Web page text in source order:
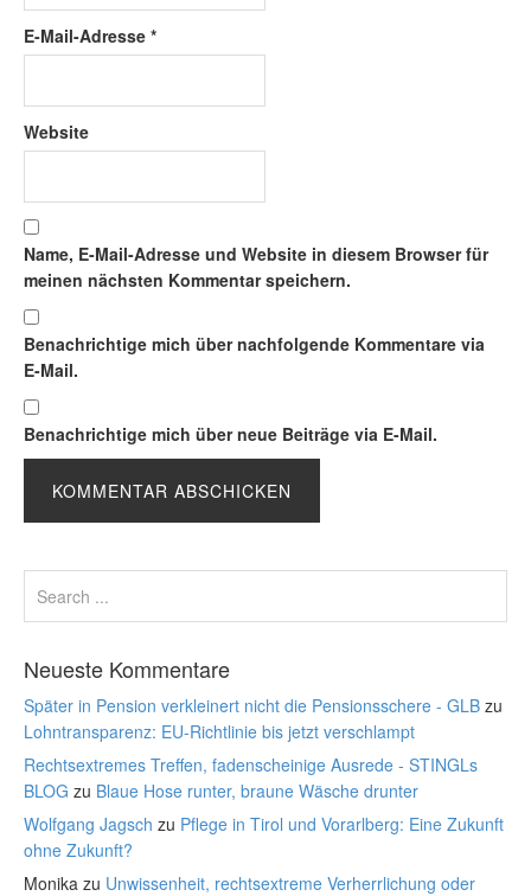
E-Mail-Adresse *
Website
Name, E-Mail-Adresse und Website in diesem Browser für
meinen nächsten Kommentar speichern.
Benachrichtige mich über nachfolgende Kommentare via
E-Mail.
Benachrichtige mich über neue Beiträge via E-Mail.
Neueste Kommentare
Später in Pension verkleinert nicht die Pensionsschere - GLB zu
Lohntransparenz: EU-Richtlinie bis jetzt verschlampt
Rechtsextremes Treffen, fadenscheinige Ausrede - STINGLs
BLOG zu Blaue Hose runter, braune Wäsche drunter
Wolfgang Jagsch zu Pflege in Tirol und Vorarlberg: Eine Zukunft
ohne Zukunft?
Monika zu Unwissenheit, rechtsextreme Verherrlichung oder